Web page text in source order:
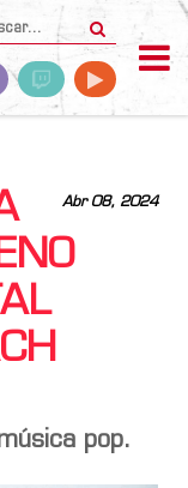
Abr 08, 2024
pop.